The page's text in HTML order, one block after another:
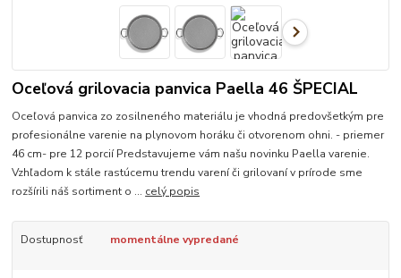
Oceľová grilovacia panvica Paella 46 ŠPECIAL
Oceľová panvica zo zosilneného materiálu je vhodná predovšetkým pre
profesionálne varenie na plynovom horáku či otvorenom ohni. - priemer
46 cm- pre 12 porcií Predstavujeme vám našu novinku Paella varenie.
Vzhľadom k stále rastúcemu trendu varení či grilovaní v prírode sme
rozšírili náš sortiment o ... celý popis
Dostupnosť momentálne vypredané